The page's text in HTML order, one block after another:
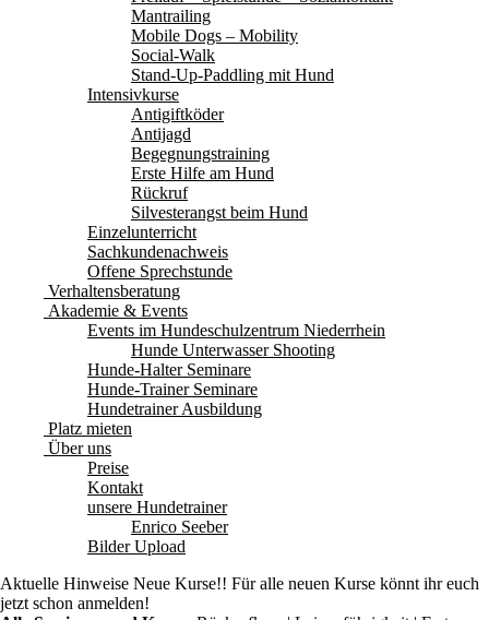
Mantrailing
Mobile Dogs – Mobility
Social-Walk
Stand-Up-Paddling mit Hund
Intensivkurse
Antigiftköder
Antijagd
Begegnungstraining
Erste Hilfe am Hund
Rückruf
Silvesterangst beim Hund
Einzelunterricht
Sachkundenachweis
Offene Sprechstunde
Verhaltensberatung
Akademie & Events
Events im Hundeschulzentrum Niederrhein
Hunde Unterwasser Shooting
Hunde-Halter Seminare
Hunde-Trainer Seminare
Hundetrainer Ausbildung
Platz mieten
Über uns
Preise
Kontakt
unsere Hundetrainer
Enrico Seeber
Bilder Upload
Aktuelle Hinweise Neue Kurse!! Für alle neuen Kurse könnt ihr euch
jetzt schon anmelden!